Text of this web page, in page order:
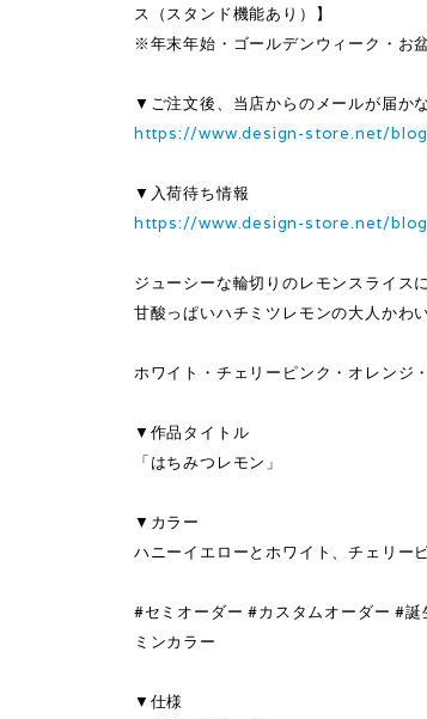
ス（スタンド機能あり）】
※年末年始・ゴールデンウィーク・お
▼ご注文後、当店からのメールが届か
https://www.design-store.net/
▼入荷待ち情報
https://www.design-store.net/
ジューシーな輪切りのレモンスライス
甘酸っぱいハチミツレモンの大人かわ
ホワイト・チェリーピンク・オレンジ
▼作品タイトル
「はちみつレモン」
▼カラー
ハニーイエローとホワイト、チェリー
#セミオーダー #カスタムオーダー #
ミンカラー
▼仕様